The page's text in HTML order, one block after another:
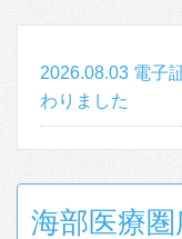
2026.08.03 電子
わりました
海部医療